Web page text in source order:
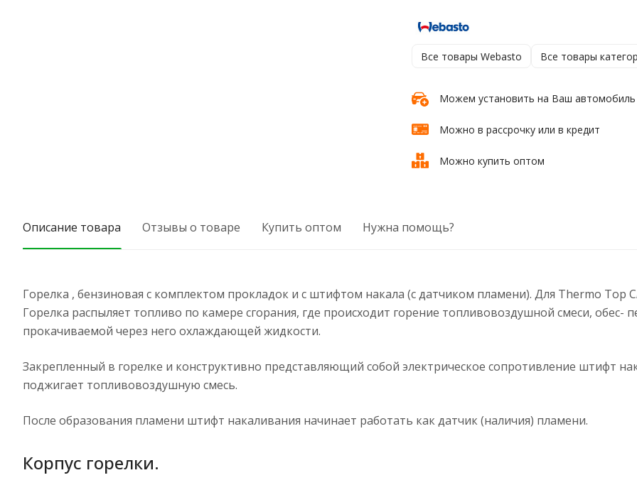
Все товары Webasto Все товары
Можем установить на Ваш автомобиль
Можно в рассрочку или в кредит
Можно купить оптом
Описание товара Отзывы о товаре Купить оптом Нужна помощь?
Горелка , бензиновая с комплектом прокладок и с штифтом накала (с датчиком пламени). Для Thermo Top
Горелка распыляет топливо по камере сгорания, где происходит горение топливовоздушной смеси,
прокачиваемой через него охлаждающей жидкости.
Закрепленный в горелке и конструктивно представляющий собой электрическое сопротивление штифт
поджигает топливовоздушную смесь.
После образования пламени штифт накаливания начинает работать как датчик (наличия) пламени.
Корпус горелки.